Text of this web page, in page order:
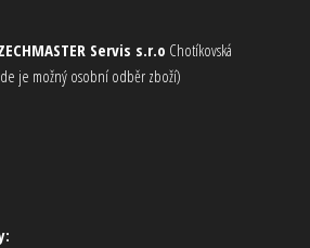
Servis s.r.o Chotíkovská
je možný osobní odběr zboží)